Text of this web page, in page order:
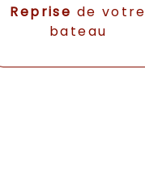
Reprise de votre
bateau